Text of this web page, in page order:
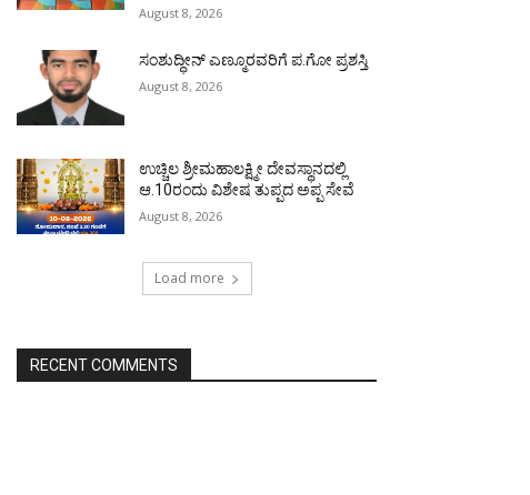
August 8, 2026
ಸಂಶುದ್ಧೀನ್ ಎಣ್ಮೂರವರಿಗೆ ಪ.ಗೋ ಪ್ರಶಸ್ತಿ
August 8, 2026
ಉಚ್ಚಿಲ ಶ್ರೀಮಹಾಲಕ್ಷ್ಮೀ ದೇವಸ್ಥಾನದಲ್ಲಿ
ಆ.10ರಂದು ವಿಶೇಷ ತುಪ್ಪದ ಅಪ್ಪ ಸೇವೆ
August 8, 2026
Load more
RECENT COMMENTS